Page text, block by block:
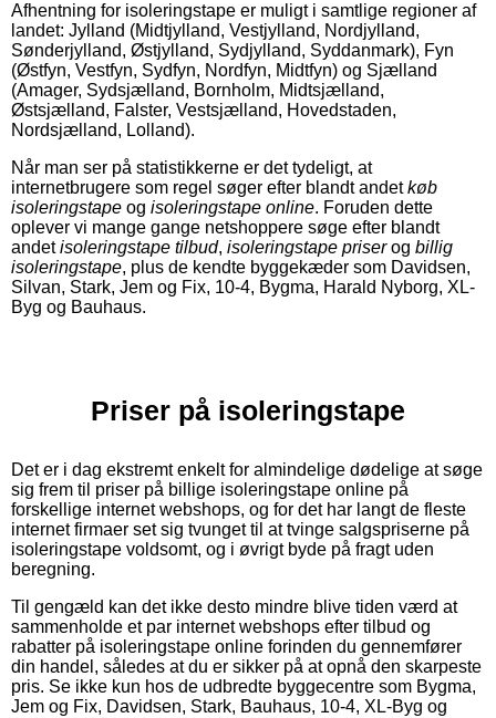
Afhentning for isoleringstape er muligt i samtlige regioner af
landet: Jylland (Midtjylland, Vestjylland, Nordjylland,
Sønderjylland, Østjylland, Sydjylland, Syddanmark), Fyn
(Østfyn, Vestfyn, Sydfyn, Nordfyn, Midtfyn) og Sjælland
(Amager, Sydsjælland, Bornholm, Midtsjælland,
Østsjælland, Falster, Vestsjælland, Hovedstaden,
Nordsjælland, Lolland).
Når man ser på statistikkerne er det tydeligt, at
internetbrugere som regel søger efter blandt andetkøb
isoleringstape og isoleringstape online. Foruden dette
oplever vi mange gange netshoppere søge efter blandt
andetisoleringstape tilbud, isoleringstape priserog billig
isoleringstape, plus de kendte byggekæder som Davidsen,
Silvan, Stark, Jem og Fix, 10-4, Bygma, Harald Nyborg, XL-
Byg og Bauhaus.
Priser på isoleringstape
Det er i dag ekstremt enkelt for almindelige dødelige at søge
sig frem til priser på billige isoleringstape online på
forskellige internet webshops, og for det har langt de fleste
internet firmaer set sig tvunget til at tvinge salgspriserne på
isoleringstape voldsomt, og i øvrigt byde på fragt uden
beregning.
Til gengæld kan det ikke desto mindre blive tiden værd at
sammenholde et par internet webshops efter tilbud og
rabatter på isoleringstape online forinden du gennemfører
din handel, således at du er sikker på at opnå den skarpeste
pris. Se ikke kun hos de udbredte byggecentre som Bygma,
Jem og Fix, Davidsen, Stark, Bauhaus, 10-4, XL-Byg og